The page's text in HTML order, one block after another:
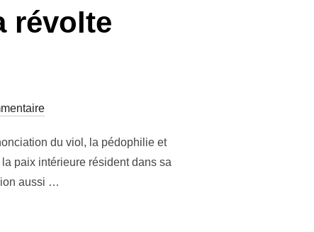
révolte
du viol, la pédophilie et
paix intérieure résident dans sa
aussi …